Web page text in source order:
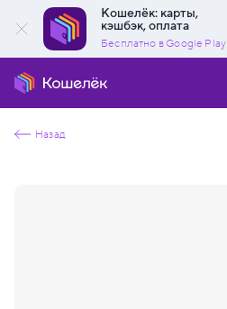
Кошелёк: карты,
кэшбэк, оплата
Бесплатно в Google Play
Назад